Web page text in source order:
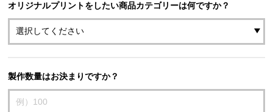
オリジナルプリントをしたい商品カテゴリーは何ですか？
製作数量はお決まりですか？